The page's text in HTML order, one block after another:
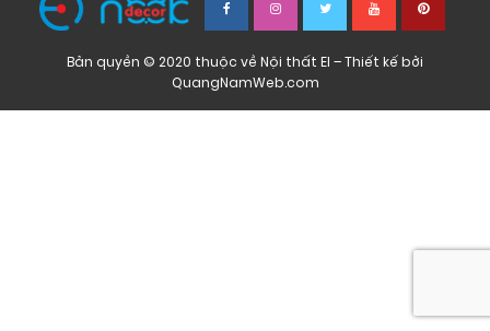
Bản quyền © 2020 thuộc về Nội thất EI – Thiết kế bởi
QuangNamWeb.com